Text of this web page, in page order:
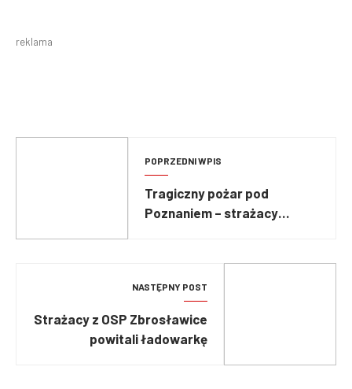
reklama
POPRZEDNI WPIS
Tragiczny pożar pod
Poznaniem – strażacy
NASTĘPNY POST
Strażacy z OSP Zbrosławice
powitali ładowarkę